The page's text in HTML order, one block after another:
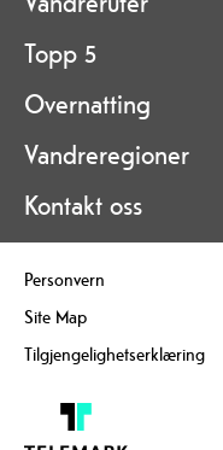
Topp 5
Overnatting
Vandreregioner
Kontakt oss
Personvern
Site Map
Tilgjengelighetserklæring